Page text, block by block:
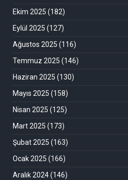
Ekim 2025 (182)
Eylül 2025 (127)
Ağustos 2025 (116)
Temmuz 2025 (146)
Haziran 2025 (130)
Mayıs 2025 (158)
Nisan 2025 (125)
Mart 2025 (173)
Şubat 2025 (163)
Ocak 2025 (166)
Aralık 2024(146)